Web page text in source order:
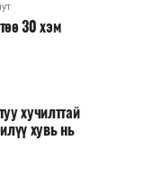
30 хэм
хучилттай
хувь нь